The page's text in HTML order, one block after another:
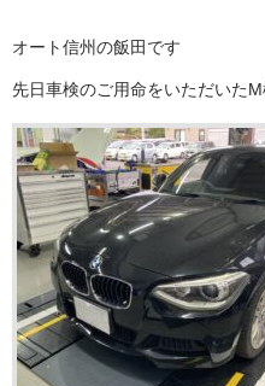
オート信州の飯田です
先日車検のご用命をいただいた